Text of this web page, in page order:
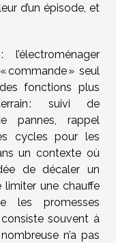
d’un épisode, et
commande » seul
fonctions plus
: suivi de
pannes, rappel
cycles pour les
un contexte où
de décaler un
limiter une chauffe
les promesses
souvent à
n’a pas